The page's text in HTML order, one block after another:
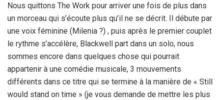
Nous quittons The Work pour arriver une fois de plus dans
un morceau qui s’écoute plus qu’il ne se décrit. Il débute par
une voix féminine (Milenia ?) , puis après le premier couplet
le rythme s’accélère, Blackwell part dans un solo, nous
sommes encore dans quelques chose qui pourrait
appartenir à une comédie musicale, 3 mouvements
différents dans ce titre qui se termine à la manière de « Still
would stand on time » (je vous demande de mettre les plus